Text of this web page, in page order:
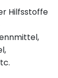
Hilfsstoffe